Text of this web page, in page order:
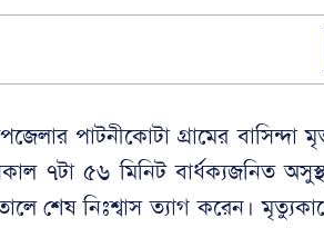
পাটনীকোটা গ্রামের বাসিন্দা
৭টা ৫৬ মিনিট বার্ধক্যজনিত
শেষ নিঃশ্বাস ত্যাগ করেন।